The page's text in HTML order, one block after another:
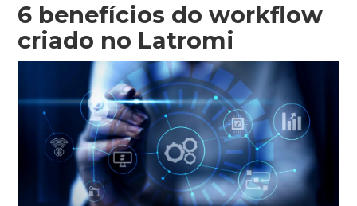
6 benefícios do workflow
criado no Latromi